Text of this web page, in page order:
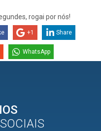
rogai por nós!
+1 Share
WhatsApp